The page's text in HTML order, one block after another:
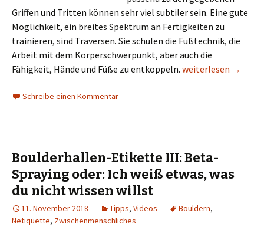
Griffen und Tritten können sehr viel subtiler sein. Eine gute
Möglichkeit, ein breites Spektrum an Fertigkeiten zu
trainieren, sind Traversen. Sie schulen die Fußtechnik, die
Arbeit mit dem Körperschwerpunkt, aber auch die
Fähigkeit, Hände und Füße zu entkoppeln. Klettern und
weiterlesen →
Schreibe einen Kommentar
Boulderhallen-Etikette III: Beta-
Spraying oder: Ich weiß etwas, was
du nicht wissen willst
11. November 2018 Tipps, Videos Bouldern,
Netiquette, Zwischenmenschliches